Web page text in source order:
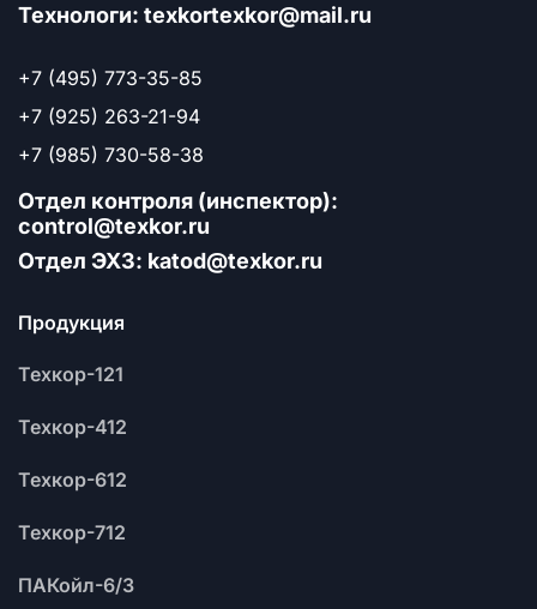
Технологи: texkortexkor@mail.ru
+7 (495) 773-35-85
+7 (925) 263-21-94
+7 (985) 730-58-38
Отдел контроля (инспектор):
control@texkor.ru
Отдел ЭХЗ: katod@texkor.ru
Продукция
Техкор-121
Техкор-412
Техкор-612
Техкор-712
ПАКойл-6/3